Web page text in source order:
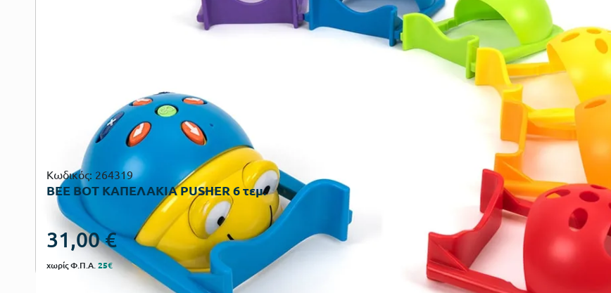
Κωδικός: 264319
BEE BOT ΚΑΠΕΛΑΚΙΑ PUSHER 6 τεμ.
31,00€
χωρίς Φ.Π.Α.25€